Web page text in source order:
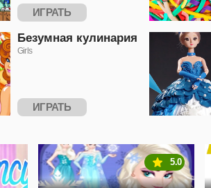
ИГРАТЬ
Безумная кулинария
Girls
ИГРАТЬ
5.0